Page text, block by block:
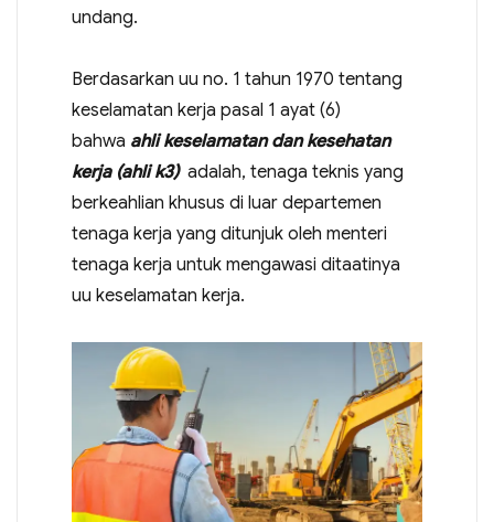
undang.
Berdasarkan uu no. 1 tahun 1970 tentang
keselamatan kerja pasal 1 ayat (6)
bahwa ahli keselamatan dan kesehatan
kerja (ahli k3)adalah, tenaga teknis yang
berkeahlian khusus di luar departemen
tenaga kerja yang ditunjuk oleh menteri
tenaga kerja untuk mengawasi ditaatinya
uu keselamatan kerja.